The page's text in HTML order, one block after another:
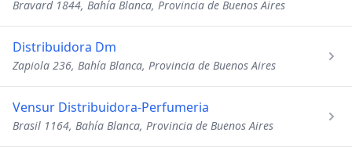
Bravard 1844, Bahía Blanca, Provincia de Buenos Aires
Distribuidora Dm
Zapiola 236, Bahía Blanca, Provincia de Buenos Aires
Vensur Distribuidora-Perfumeria
Brasil 1164, Bahía Blanca, Provincia de Buenos Aires